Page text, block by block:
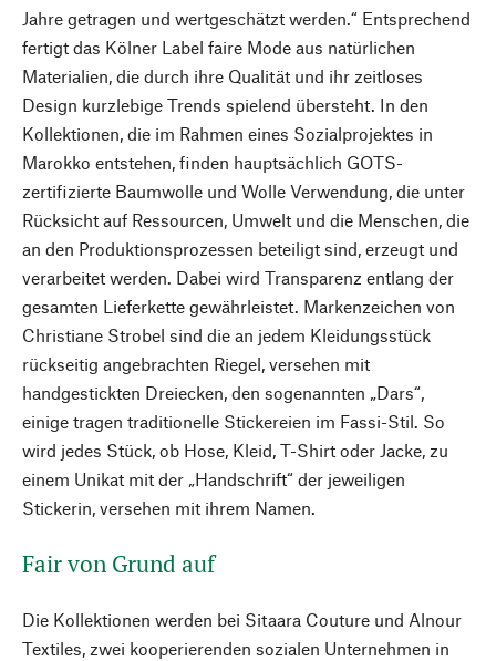
Jahre getragen und wertgeschätzt werden.“ Entsprechend
fertigt das Kölner Label faire Mode aus natürlichen
Materialien, die durch ihre Qualität und ihr zeitloses
Design kurzlebige Trends spielend übersteht. In den
Kollektionen, die im Rahmen eines Sozialprojektes in
Marokko entstehen, finden hauptsächlich GOTS-
zertifizierte Baumwolle und Wolle Verwendung, die unter
Rücksicht auf Ressourcen, Umwelt und die Menschen, die
an den Produktionsprozessen beteiligt sind, erzeugt und
verarbeitet werden. Dabei wird Transparenz entlang der
gesamten Lieferkette gewährleistet. Markenzeichen von
Christiane Strobel sind die an jedem Kleidungsstück
rückseitig angebrachten Riegel, versehen mit
handgestickten Dreiecken, den sogenannten „Dars“,
einige tragen traditionelle Stickereien im Fassi-Stil. So
wird jedes Stück, ob Hose, Kleid, T-Shirt oder Jacke, zu
einem Unikat mit der „Handschrift“ der jeweiligen
Stickerin, versehen mit ihrem Namen.
Fair von Grund auf
Die Kollektionen werden bei Sitaara Couture und Alnour
Textiles, zwei kooperierenden sozialen Unternehmen in